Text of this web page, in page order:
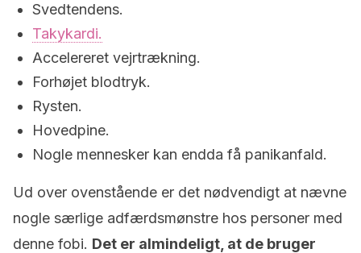
Svedtendens.
Takykardi.
Accelereret vejrtrækning.
Forhøjet blodtryk.
Rysten.
Hovedpine.
Nogle mennesker kan endda få panikanfald.
Ud over ovenstående er det nødvendigt at nævne
nogle særlige adfærdsmønstre hos personer med
denne fobi. Det er almindeligt, at de bruger